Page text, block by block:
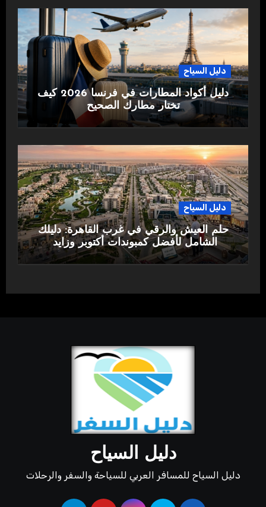
دليل السياح
دليل أكواد المطارات في فرنسا 2026 كيف
تختار مطارك الصحيح
دليل السياح
حلم العيش والرقي في غرب القاهرة: دليلك
الشامل لأفضل كمبوندات أكتوبر وزايد
دليل السياح
دليل السياح للمسافر العربي للسياحة والسفر والرحلات